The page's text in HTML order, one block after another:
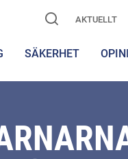
AKTUELLT
SÄKERHET